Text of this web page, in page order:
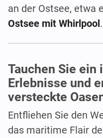
an der Ostsee, etwa
Ostsee mit Whirlpool.
Tauchen Sie ein
Erlebnisse und
versteckte
Entfliehen Sie den
das maritime Flair